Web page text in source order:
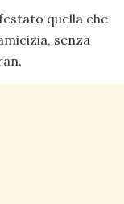
quella che
senza